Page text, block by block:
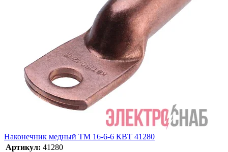
Наконечник медный ТМ 16-6-6 КВТ 41280
Артикул: 41280